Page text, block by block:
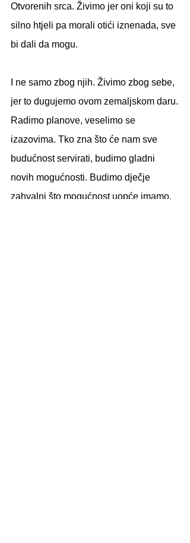
Otvorenih srca. Živimo jer oni koji su to
silno htjeli pa morali otići iznenada, sve
bi dali da mogu.
I ne samo zbog njih. Živimo zbog sebe,
jer to dugujemo ovom zemaljskom daru.
Radimo planove, veselimo se
izazovima. Tko zna što će nam sve
budućnost servirati, budimo gladni
novih mogućnosti. Budimo dječje
zahvalni što mogućnost uopće imamo.